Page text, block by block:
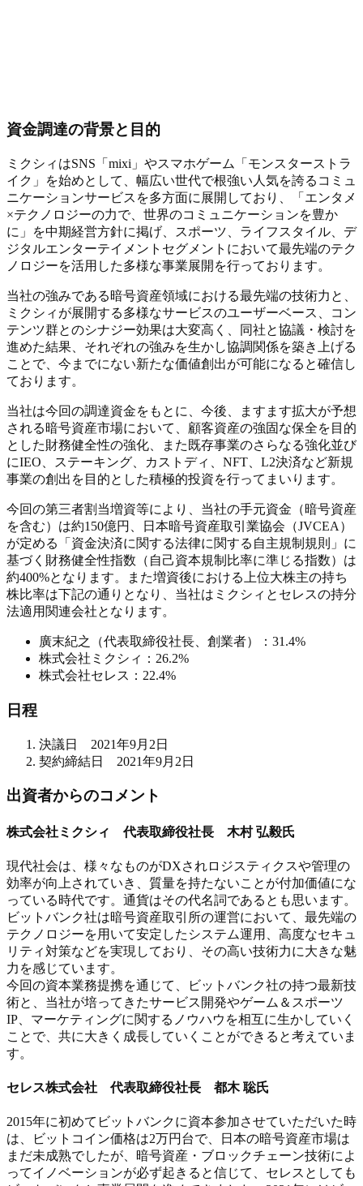
資金調達の背景と目的
ミクシィはSNS「mixi」やスマホゲーム「モンスターストラ
イク」を始めとして、幅広い世代で根強い人気を誇るコミュ
ニケーションサービスを多方面に展開しており、「エンタメ
×テクノロジーの力で、世界のコミュニケーションを豊か
に」を中期経営方針に掲げ、スポーツ、ライフスタイル、デ
ジタルエンターテイメントセグメントにおいて最先端のテク
ノロジーを活用した多様な事業展開を行っております。
当社の強みである暗号資産領域における最先端の技術力と、
ミクシィが展開する多様なサービスのユーザーベース、コン
テンツ群とのシナジー効果は大変高く、同社と協議・検討を
進めた結果、それぞれの強みを生かし協調関係を築き上げる
ことで、今までにない新たな価値創出が可能になると確信し
ております。
当社は今回の調達資金をもとに、今後、ますます拡大が予想
される暗号資産市場において、顧客資産の強固な保全を目的
とした財務健全性の強化、また既存事業のさらなる強化並び
にIEO、ステーキング、カストディ、NFT、L2決済など新規
事業の創出を目的とした積極的投資を行ってまいります。
今回の第三者割当増資等により、当社の手元資金（暗号資産
を含む）は約150億円、日本暗号資産取引業協会（JVCEA）
が定める「資金決済に関する法律に関する自主規制規則」に
基づく財務健全性指数（自己資本規制比率に準じる指数）は
約400%となります。また増資後における上位大株主の持ち
株比率は下記の通りとなり、当社はミクシィとセレスの持分
法適用関連会社となります。
廣末紀之（代表取締役社長、創業者）：31.4%
株式会社ミクシィ：26.2%
株式会社セレス：22.4%
日程
決議日 2021年9月2日
契約締結日 2021年9月2日
出資者からのコメント
株式会社ミクシィ 代表取締役社長 木村 弘毅氏
現代社会は、様々なものがDXされロジスティクスや管理の
効率が向上されていき、質量を持たないことが付加価値にな
っている時代です。通貨はその代名詞であるとも思います。
ビットバンク社は暗号資産取引所の運営において、最先端の
テクノロジーを用いて安定したシステム運用、高度なセキュ
リティ対策などを実現しており、その高い技術力に大きな魅
力を感じています。
今回の資本業務提携を通じて、ビットバンク社の持つ最新技
術と、当社が培ってきたサービス開発やゲーム＆スポーツ
IP、マーケティングに関するノウハウを相互に生かしていく
ことで、共に大きく成長していくことができると考えていま
す。
セレス株式会社 代表取締役社長 都木 聡氏
2015年に初めてビットバンクに資本参加させていただいた時
は、ビットコイン価格は2万円台で、日本の暗号資産市場は
まだ未成熟でしたが、暗号資産・ブロックチェーン技術によ
ってイノベーションが必ず起きると信じて、セレスとしても